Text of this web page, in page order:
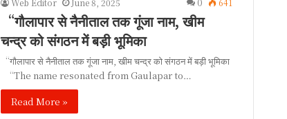
Web Editor June 8, 2025 0 641
“गौलापार से नैनीताल तक गूंजा नाम, खीम
चन्द्र को संगठन में बड़ी भूमिका
“गौलापार से नैनीताल तक गूंजा नाम, खीम चन्द्र को संगठन में बड़ी भूमिका
“The name resonated from Gaulapar to…
Read More »